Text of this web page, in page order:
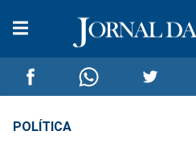
CompartilharCompartilhar
POLÍTICA